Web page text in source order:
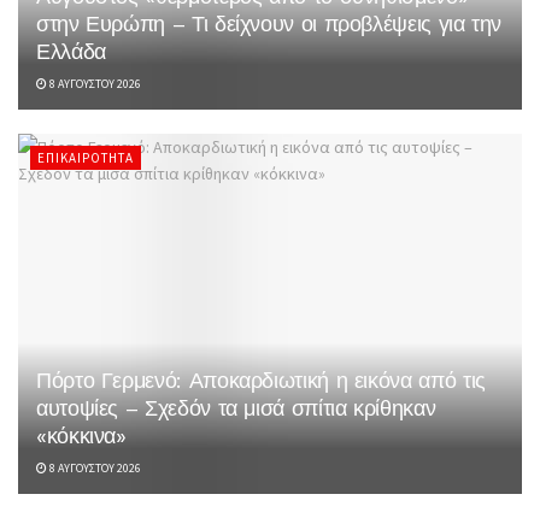
στην Ευρώπη – Τι δείχνουν οι προβλέψεις για την
Ελλάδα
8 ΑΥΓΟΎΣΤΟΥ 2026
ΕΠΙΚΑΙΡΌΤΗΤΑ
Πόρτο Γερμενό: Αποκαρδιωτική η εικόνα από τις
αυτοψίες – Σχεδόν τα μισά σπίτια κρίθηκαν
«κόκκινα»
8 ΑΥΓΟΎΣΤΟΥ 2026